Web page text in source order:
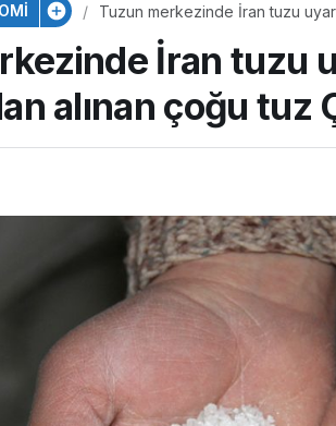
Tuzun merkezinde İran tuzu
İran tuzu
alınan çoğu tuz
Çalıların arasına sıkışan
balıkçıl kuşun imdadına
itfaiye yetişti